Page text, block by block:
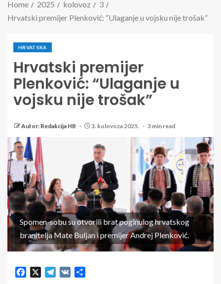
Home 2025 kolovoz
3
Hrvatski premijer Plenković: “Ulaganje u vojsku nije trošak”
HRVATSKA
Hrvatski premijer
Plenković: “Ulaganje u
vojsku nije trošak”
Autor: Redakcija HB 3. kolovoza 2025. 3 min read
Spomen-sobu su otvorili brat poginulog hrvatskog
branitelja Mate Buljan i premijer Andrej Plenković.
Facebook Telegram
VK